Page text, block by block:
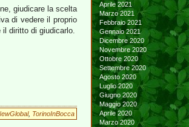
giudicare la scelta
di vedere il proprio
diritto di giudicarlo.
, TorinoInBocca
Aprile 2021
Marzo 2021
Febbraio 2021
Gennaio 2021
Dicembre 2020
Novembre 2020
Ottobre 2020
Settembre 2020
Agosto 2020
Luglio 2020
Giugno 2020
Maggio 2020
Aprile 2020
Marzo 2020